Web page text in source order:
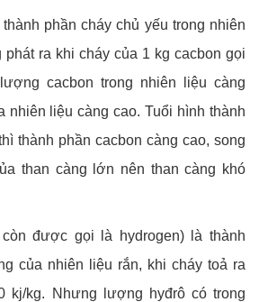
phần cháy chủ yếu trong nhiên
phát ra khi cháy của 1 kg cacbon gọi
cacbon trong nhiên liệu càng
nhiên liệu càng cao. Tuổi hình thành
thành phần cacbon càng cao, song
than càng lớn nên than càng khó
được gọi là hydrogen) là thành
của nhiên liệu rắn, khi cháy toả ra
kj/kg. Nhưng lượng hyđrô có trong